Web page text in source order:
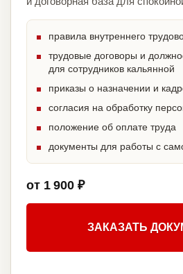
правила внутреннего
трудовые договоры и
для сотрудников кальянной
приказы о назначении и
согласия на обработку
положение об оплате труда
документы для работы с
от 1 900 ₽
ЗАКАЗАТЬ